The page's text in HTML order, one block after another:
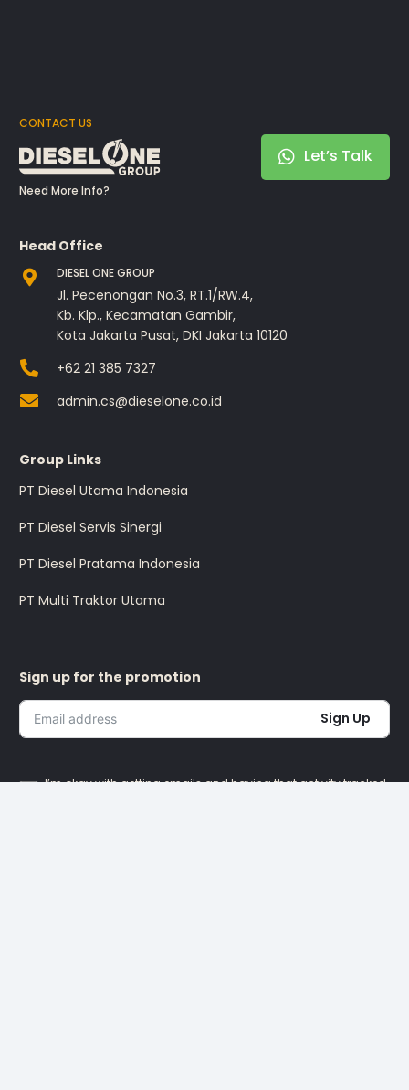
CONTACT US
Need More Info?
Let’s Talk
Head Office
DIESEL ONE GROUP
Jl. Pecenongan No.3, RT.1/RW.4,
Kb. Klp., Kecamatan Gambir,
Kota Jakarta Pusat, DKI Jakarta 10120
+62 21 385 7327
admin.cs@dieselone.co.id
Group Links
PT Diesel Utama Indonesia
PT Diesel Servis Sinergi
PT Diesel Pratama Indonesia
PT Multi Traktor Utama
Sign up for the promotion
Sign Up
I’m okay with getting emails and having that activity tracked